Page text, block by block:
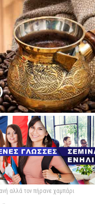
αλλά τον πήρανε χαμπάρι